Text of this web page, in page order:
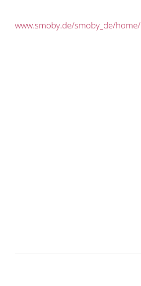
www.smoby.de/smoby_de/home/